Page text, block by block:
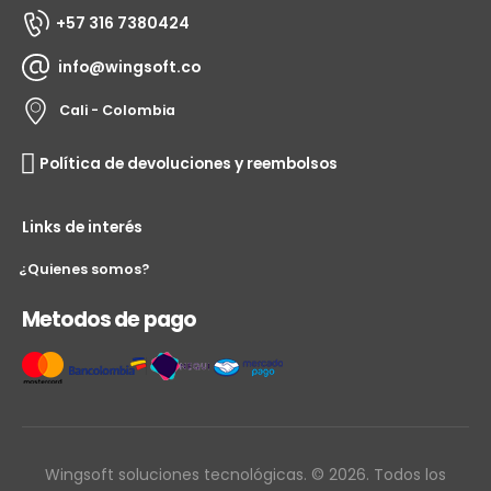
+57 316 7380424
info@wingsoft.co
Cali - Colombia
Política de devoluciones y reembolsos
Links de interés
¿Quienes somos?
Metodos de pago
Wingsoft soluciones tecnológicas. © 2026. Todos los